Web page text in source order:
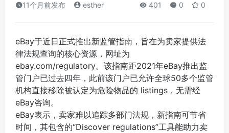
11个月前发布 esther 401 0 0
eBay于近日正式推出新监管指南，旨在为卖家提供法
律法规查询的核心资源，网址为
ebay.com/regulatory。该指南距2021年eBay推出监
管门户已过去四年，此前该门户已允许全球50多个监管
机构直接移除被认定为危险物品的 listings，无需经
eBay咨询。
eBay表示，卖家难以追踪多部门法规，新指南可节省
时间，其包含的“Discover regulations”工具能助力卖